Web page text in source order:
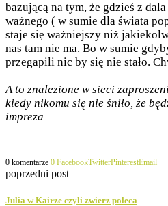
bazującą na tym, że gdzieś z
ważnego ( w sumie dla świata
staje się ważniejszy niż
nas tam nie ma. Bo w sumie
przegapili nic by się nie stało.
A to znalezione w sieci
kiedy nikomu się nie śniło, że
impreza
0 komentarze 0 FacebookTwitterPinterestEmail
poprzedni post
Julia w Kairze czyli zwierz poleca